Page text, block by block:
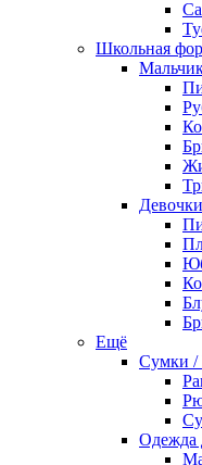
Школьная
Девочки
Ещё
Сумки /
Одежда